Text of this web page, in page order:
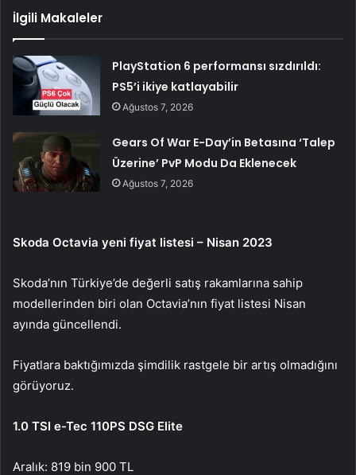
İlgili Makaleler
PlayStation 6 performansı sızdırıldı:
PS5’i ikiye katlayabilir
Ağustos 7, 2026
Gears Of War E-Day’in Betasına ‘Talep
Üzerine’ PvP Modu Da Eklenecek
Ağustos 7, 2026
Skoda Octavia yeni fiyat listesi – Nisan 2023
Skoda’nın Türkiye’de değerli satış rakamlarına sahip
modellerinden biri olan Octavia’nın fiyat listesi Nisan
ayında güncellendi.
Fiyatlara baktığımızda şimdilik rastgele bir artış olmadığını
görüyoruz.
1.0 TSI e-Tec 110PS DSG Elite
Aralık: 819 bin 900 TL